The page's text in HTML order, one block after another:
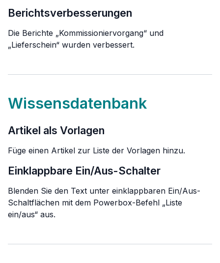
Berichtsverbesserungen
Die Berichte „Kommissioniervorgang“ und
„Lieferschein“ wurden verbessert.
Wissensdatenbank
Artikel als Vorlagen
Füge einen Artikel zur Liste der Vorlagen hinzu.
Einklappbare Ein/Aus-Schalter
Blenden Sie den Text unter einklappbaren Ein/Aus-
Schaltflächen mit dem Powerbox-Befehl „Liste
ein/aus“ aus.